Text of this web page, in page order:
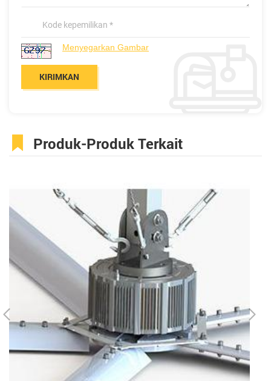
Menyegarkan Gambar
Produk-Produk Terkait